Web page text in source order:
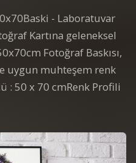
- Laboratuvar
Kartına geleneksel
Fotoğraf Baskısı,
uygun muhteşem renk
: 50 x 70 cmRenk Profili